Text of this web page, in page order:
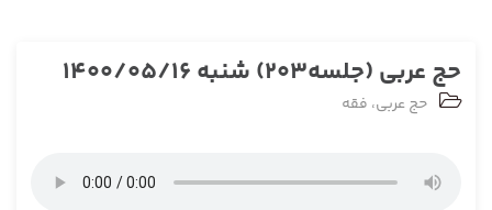
حج عربی (جلسه203) شنبه 1400/05/16
حج عربی، فقه